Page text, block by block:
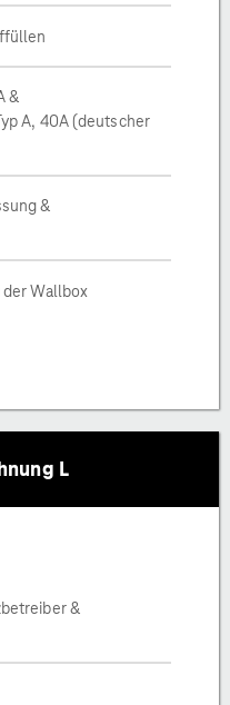
&
A, 40A (deutscher
&
Wallbox
L
&